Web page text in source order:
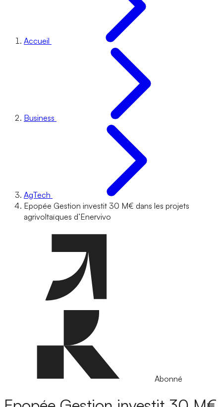
Accueil
Business
AgTech
Epopée Gestion investit 30 M€ dans les projets
agrivoltaïques d’Enervivo
Abonné